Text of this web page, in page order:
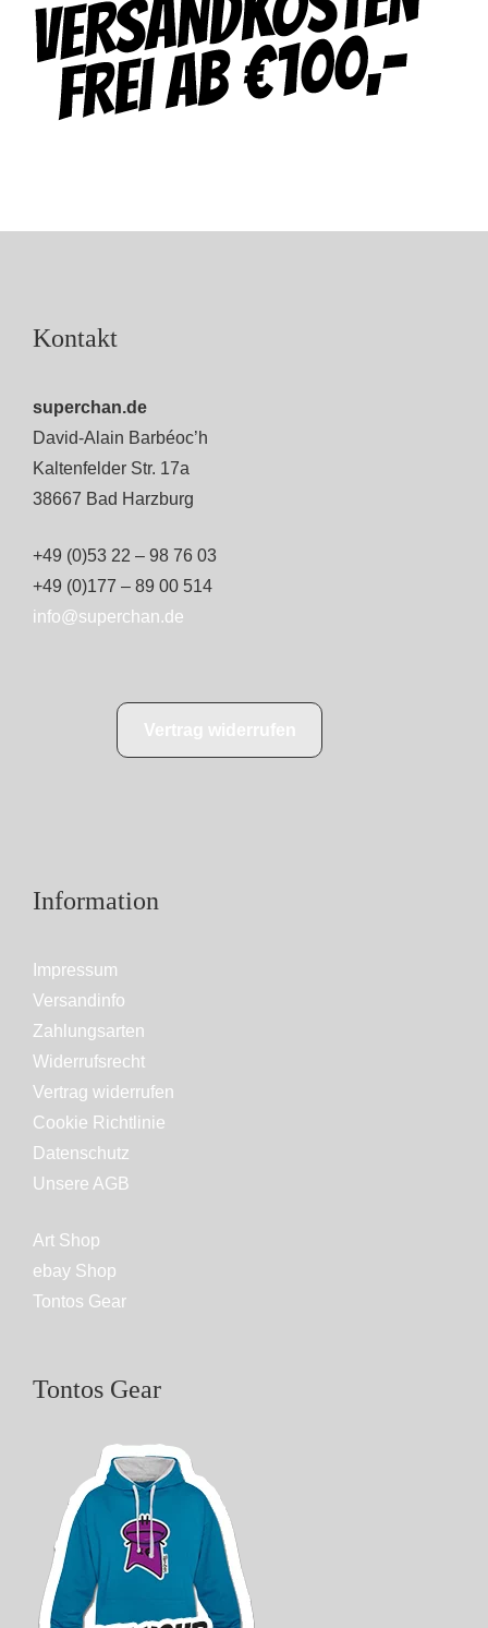
Kontakt
superchan.de
David-Alain Barbéoc’h
Kaltenfelder Str. 17a
38667 Bad Harzburg
+49 (0)53 22 – 98 76 03
+49 (0)177 – 89 00 514
info@superchan.de
Information
Impressum
Versandinfo
Zahlungsarten
Widerrufsrecht
Vertrag widerrufen
Cookie Richtlinie
Datenschutz
Unsere AGB
Art Shop
ebay Shop
Tontos Gear
Tontos Gear